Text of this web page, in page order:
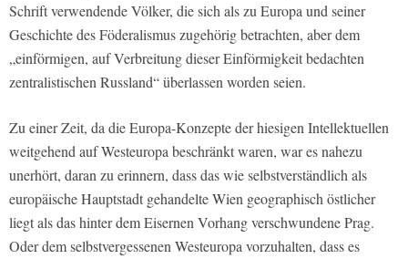
Schrift verwendende Völker, die sich als zu Europa und seiner
Geschichte des Föderalismus zugehörig betrachten, aber dem
„einförmigen, auf Verbreitung dieser Einförmigkeit bedachten
zentralistischen Russland“ überlassen worden seien.
Zu einer Zeit, da die Europa-Konzepte der hiesigen Intellektuellen
weitgehend auf Westeuropa beschränkt waren, war es nahezu
unerhört, daran zu erinnern, dass das wie selbstverständlich als
europäische Hauptstadt gehandelte Wien geographisch östlicher
liegt als das hinter dem Eisernen Vorhang verschwundene Prag.
Oder dem selbstvergessenen Westeuropa vorzuhalten, dass es